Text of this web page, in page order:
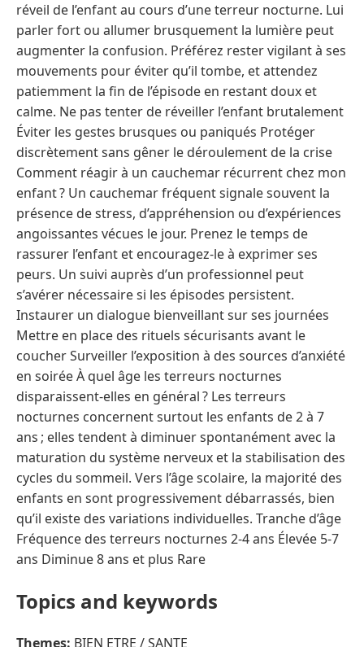
réveil de l’enfant au cours d’une terreur nocturne. Lui
parler fort ou allumer brusquement la lumière peut
augmenter la confusion. Préférez rester vigilant à ses
mouvements pour éviter qu’il tombe, et attendez
patiemment la fin de l’épisode en restant doux et
calme. Ne pas tenter de réveiller l’enfant brutalement
Éviter les gestes brusques ou paniqués Protéger
discrètement sans gêner le déroulement de la crise
Comment réagir à un cauchemar récurrent chez mon
enfant ? Un cauchemar fréquent signale souvent la
présence de stress, d’appréhension ou d’expériences
angoissantes vécues le jour. Prenez le temps de
rassurer l’enfant et encouragez-le à exprimer ses
peurs. Un suivi auprès d’un professionnel peut
s’avérer nécessaire si les épisodes persistent.
Instaurer un dialogue bienveillant sur ses journées
Mettre en place des rituels sécurisants avant le
coucher Surveiller l’exposition à des sources d’anxiété
en soirée À quel âge les terreurs nocturnes
disparaissent-elles en général ? Les terreurs
nocturnes concernent surtout les enfants de 2 à 7
ans ; elles tendent à diminuer spontanément avec la
maturation du système nerveux et la stabilisation des
cycles du sommeil. Vers l’âge scolaire, la majorité des
enfants en sont progressivement débarrassés, bien
qu’il existe des variations individuelles. Tranche d’âge
Fréquence des terreurs nocturnes 2-4 ans Élevée 5-7
ans Diminue 8 ans et plus Rare
Topics and keywords
Themes: BIEN ETRE / SANTE